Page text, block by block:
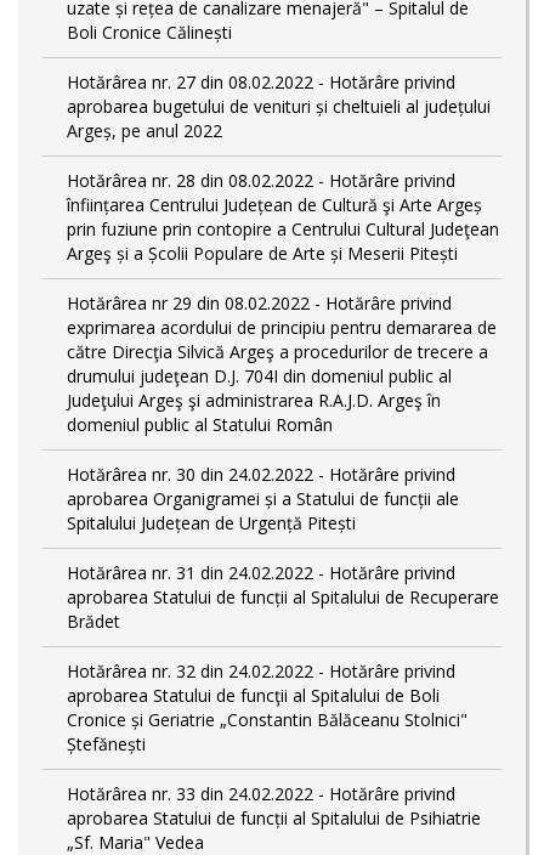
uzate și rețea de canalizare menajeră" – Spitalul de
Boli Cronice Călinești
Hotărârea nr. 27 din 08.02.2022 - Hotărâre privind
aprobarea bugetului de venituri și cheltuieli al județului
Argeș, pe anul 2022
Hotărârea nr. 28 din 08.02.2022 - Hotărâre privind
înființarea Centrului Județean de Cultură şi Arte Argeș
prin fuziune prin contopire a Centrului Cultural Judeţean
Argeş și a Școlii Populare de Arte și Meserii Pitești
Hotărârea nr 29 din 08.02.2022 - Hotărâre privind
exprimarea acordului de principiu pentru demararea de
către Direcţia Silvică Argeş a procedurilor de trecere a
drumului judeţean D.J. 704I din domeniul public al
Judeţului Argeş şi administrarea R.A.J.D. Argeş în
domeniul public al Statului Român
Hotărârea nr. 30 din 24.02.2022 - Hotărâre privind
aprobarea Organigramei și a Statului de funcții ale
Spitalului Județean de Urgență Pitești
Hotărârea nr. 31 din 24.02.2022 - Hotărâre privind
aprobarea Statului de funcții al Spitalului de Recuperare
Brădet
Hotărârea nr. 32 din 24.02.2022 - Hotărâre privind
aprobarea Statului de funcţii al Spitalului de Boli
Cronice și Geriatrie „Constantin Bălăceanu Stolnici"
Ștefănești
Hotărârea nr. 33 din 24.02.2022 - Hotărâre privind
aprobarea Statului de funcții al Spitalului de Psihiatrie
„Sf. Maria" Vedea